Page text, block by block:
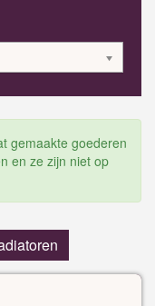
gemaakte goederen
en ze zijn niet op